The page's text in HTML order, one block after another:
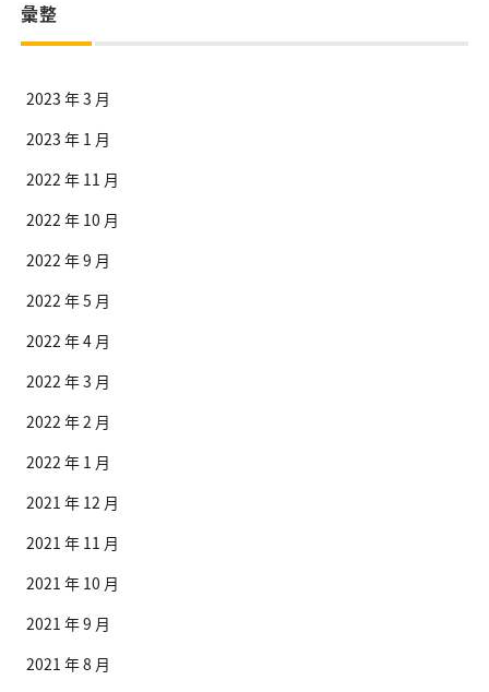
彙整
2023 年 3 月
2023 年 1 月
2022 年 11 月
2022 年 10 月
2022 年 9 月
2022 年 5 月
2022 年 4 月
2022 年 3 月
2022 年 2 月
2022 年 1 月
2021 年 12 月
2021 年 11 月
2021 年 10 月
2021 年 9 月
2021 年 8 月